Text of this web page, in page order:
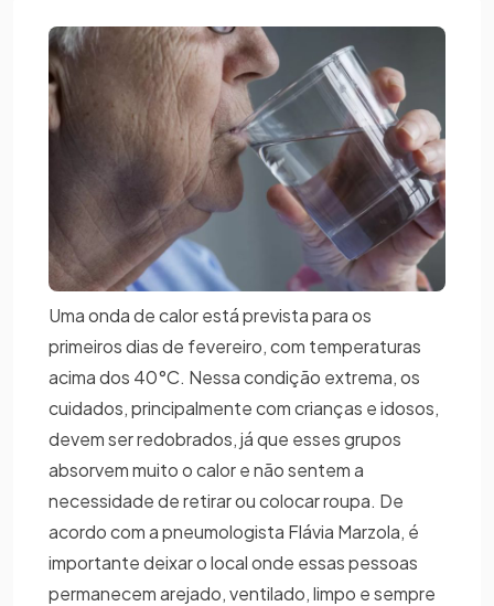
Uma onda de calor está prevista para os
primeiros dias de fevereiro, com temperaturas
acima dos 40°C. Nessa condição extrema, os
cuidados, principalmente com crianças e idosos,
devem ser redobrados, já que esses grupos
absorvem muito o calor e não sentem a
necessidade de retirar ou colocar roupa. De
acordo com a pneumologista Flávia Marzola, é
importante deixar o local onde essas pessoas
permanecem arejado, ventilado, limpo e sempre